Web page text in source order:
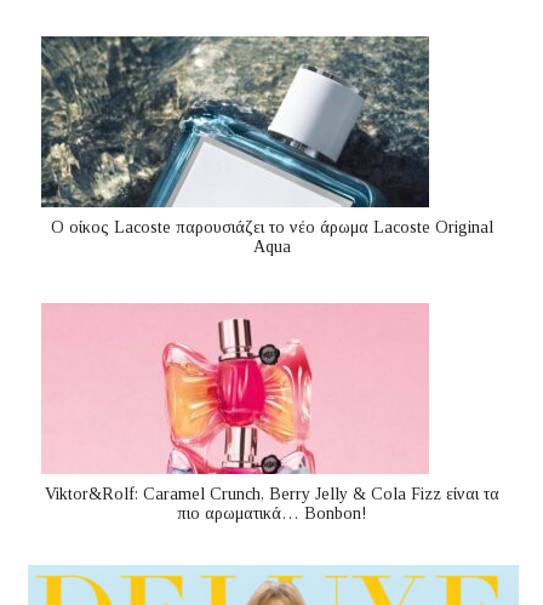
Ο οίκος Lacoste παρουσιάζει το νέο άρωμα Lacoste Original
Aqua
Viktor&Rolf: Caramel Crunch, Berry Jelly & Cola Fizz είναι τα
πιο αρωματικά… Bonbon!